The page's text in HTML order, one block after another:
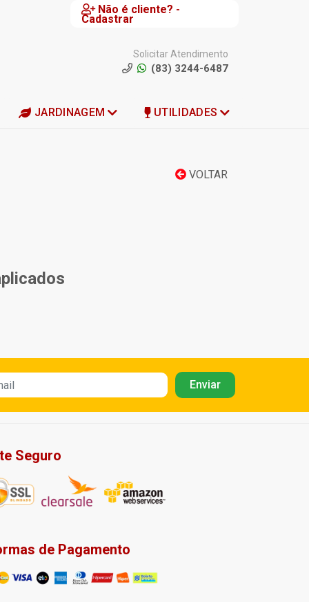
Não é cliente? -
Cadastrar
Solicitar Atendimento
(83) 3244-6487
JARDINAGEM UTILIDADES
VOLTAR
Seguro
de Pagamento